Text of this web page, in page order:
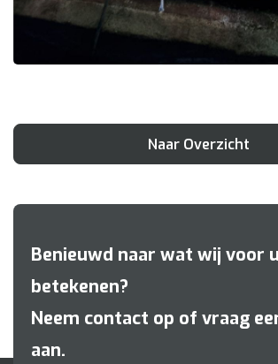
Naar Overzicht
Benieuwd naar wat wij voor
betekenen?
Neem contact op of vraag
aan.